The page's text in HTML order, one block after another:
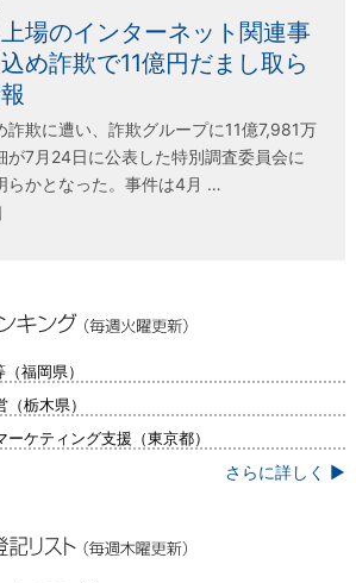
場のインターネット関連事
め詐欺で11億円だまし取ら
詐欺に遭い、詐欺グループに11億7,981万
が7月24日に公表した特別調査委員会に
らかとなった。事件は4月 …
福岡県）
栃木県）
ケティング支援（東京都）
さらに詳しく ▶